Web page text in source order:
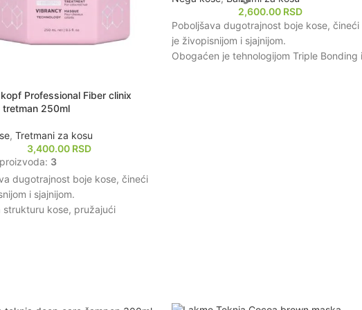
Professional Fiber clinix
250ml
, Tretmani za kosu
3,400.00 RSD
3
dugotrajnost boje kose, čineći
i sjajnijom.
strukturu kose, pružajući
2,600.00 RSD
Poboljšava dugotrajnost boje kose, čineći
je živopisnijom i sjajnijom.
Obogaćen je tehnologijom Triple Bonding i